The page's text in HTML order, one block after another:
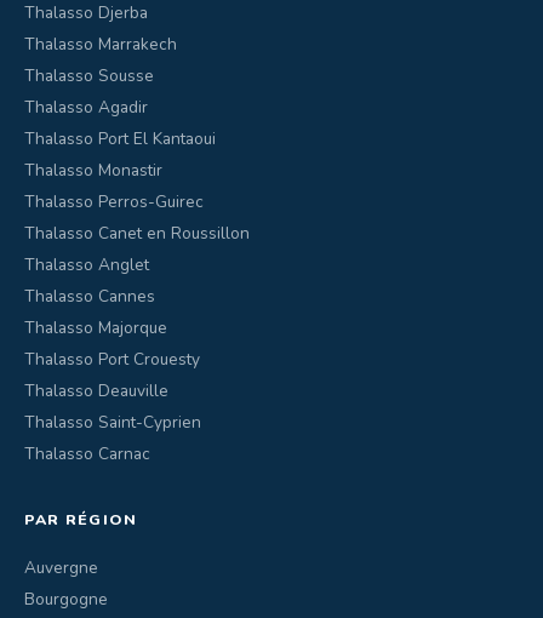
Thalasso Djerba
Thalasso Marrakech
Thalasso Sousse
Thalasso Agadir
Thalasso Port El Kantaoui
Thalasso Monastir
Thalasso Perros-Guirec
Thalasso Canet en Roussillon
Thalasso Anglet
Thalasso Cannes
Thalasso Majorque
Thalasso Port Crouesty
Thalasso Deauville
Thalasso Saint-Cyprien
Thalasso Carnac
PAR RÉGION
Auvergne
Bourgogne